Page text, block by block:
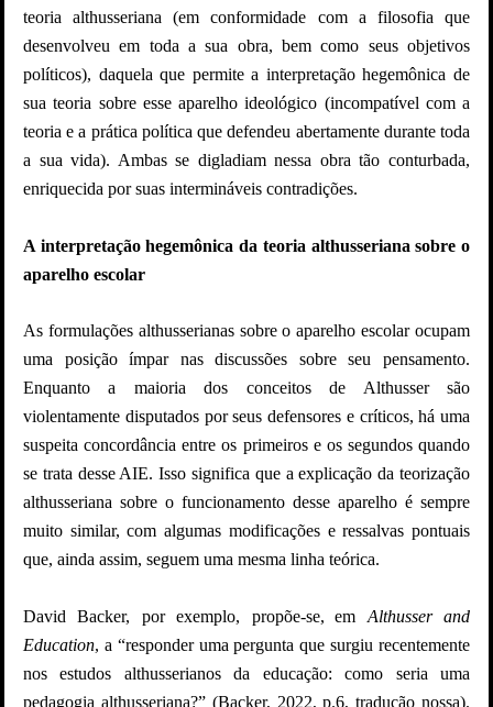
teoria althusseriana (em conformidade com a filosofia que
desenvolveu em toda a sua obra, bem como seus objetivos
políticos), daquela que permite a interpretação hegemônica de
sua teoria sobre esse aparelho ideológico (incompatível com a
teoria e a prática política que defendeu abertamente durante toda
a sua vida). Ambas se digladiam nessa obra tão conturbada,
enriquecida por suas intermináveis contradições.
A interpretação hegemônica da teoria althusseriana sobre o
aparelho escolar
As formulações althusserianas sobre o aparelho escolar ocupam
uma posição ímpar nas discussões sobre seu pensamento.
Enquanto a maioria dos conceitos de Althusser são
violentamente disputados por seus defensores e críticos, há uma
suspeita concordância entre os primeiros e os segundos quando
se trata desse AIE. Isso significa que a explicação da teorização
althusseriana sobre o funcionamento desse aparelho é sempre
muito similar, com algumas modificações e ressalvas pontuais
que, ainda assim, seguem uma mesma linha teórica.
David Backer, por exemplo, propõe-se, em Althusser and
Education, a “responder uma pergunta que surgiu recentemente
nos estudos althusserianos da educação: como seria uma
pedagogia althusseriana?” (Backer, 2022, p.6, tradução nossa).